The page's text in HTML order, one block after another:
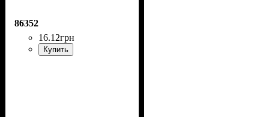
86352
16.12грн
Купить